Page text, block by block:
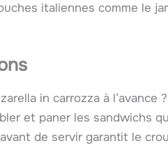
italiennes comme le
in carrozza à l’avance ?
et paner les sandwichs
de servir garantit le